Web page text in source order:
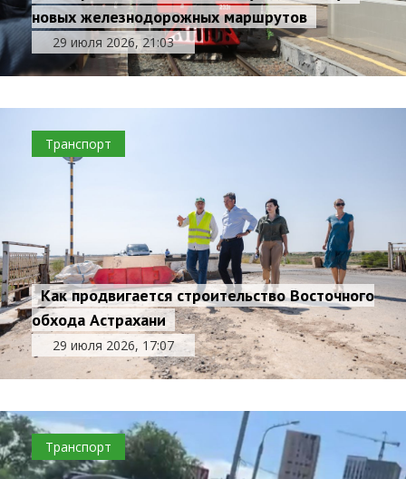
новых железнодорожных маршрутов
29 июля 2026, 21:03
Транспорт
Как продвигается строительство Восточного
обхода Астрахани
29 июля 2026, 17:07
Транспорт